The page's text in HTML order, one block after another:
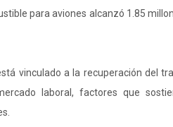
para aviones alcanzó 1.85
vinculado a la recuperación del
laboral, factores que